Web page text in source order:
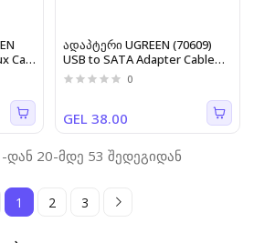
Car
ადაპტერი UGREEN (70609)
USB to SATA Adapter Cable
for 2.5“
0
GEL 38.00
დან 20-მდე 53 შედეგიდან
1 2 3